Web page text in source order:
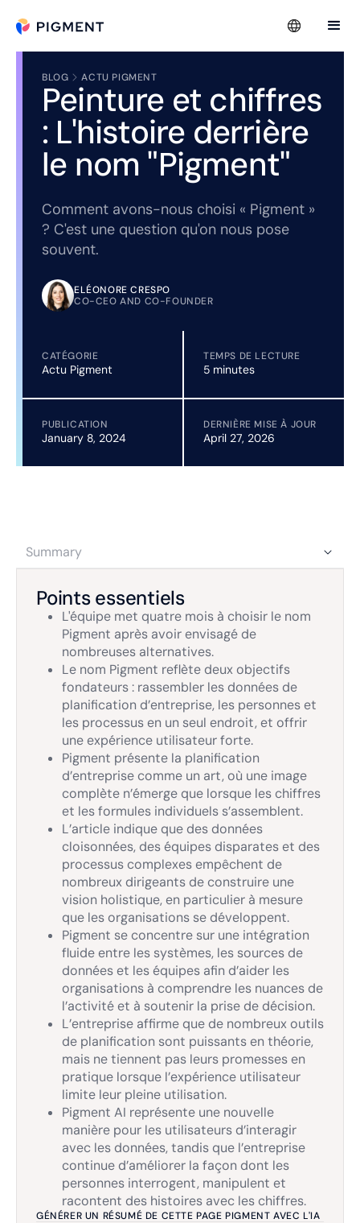
BLOG ACTU PIGMENT
Peinture et chiffres
: L'histoire derrière
le nom "Pigment"
Comment avons-nous choisi « Pigment »
? C'est une question qu'on nous pose
souvent.
ELÉONORE CRESPO
CO-CEO AND CO-FOUNDER
CATÉGORIE
Actu Pigment
TEMPS DE LECTURE
5 minutes
PUBLICATION
January 8, 2024
DERNIÈRE MISE À JOUR
April 27, 2026
Summary
Points essentiels
L'équipe met quatre mois à choisir le nom
Pigment après avoir envisagé de
nombreuses alternatives.
Le nom Pigment reflète deux objectifs
fondateurs : rassembler les données de
planification d’entreprise, les personnes et
les processus en un seul endroit, et offrir
une expérience utilisateur forte.
Pigment présente la planification
d’entreprise comme un art, où une image
complète n’émerge que lorsque les chiffres
et les formules individuels s’assemblent.
L’article indique que des données
cloisonnées, des équipes disparates et des
processus complexes empêchent de
nombreux dirigeants de construire une
vision holistique, en particulier à mesure
que les organisations se développent.
Pigment se concentre sur une intégration
fluide entre les systèmes, les sources de
données et les équipes afin d’aider les
organisations à comprendre les nuances de
l’activité et à soutenir la prise de décision.
L’entreprise affirme que de nombreux outils
de planification sont puissants en théorie,
mais ne tiennent pas leurs promesses en
pratique lorsque l’expérience utilisateur
limite leur pleine utilisation.
Pigment AI représente une nouvelle
manière pour les utilisateurs d’interagir
avec les données, tandis que l’entreprise
continue d’améliorer la façon dont les
personnes interrogent, manipulent et
racontent des histoires avec les chiffres.
GÉNÉRER UN RÉSUMÉ DE CETTE PAGE PIGMENT AVEC L'IA